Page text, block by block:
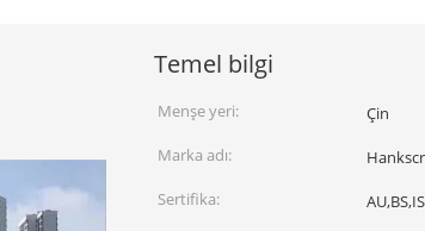
Temel bilgi
Menşe yeri:
Çin
Marka adı:
Sertifika: